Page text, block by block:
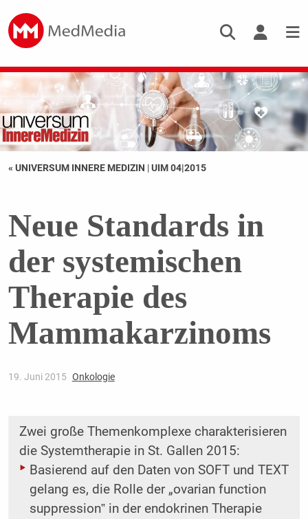
« UNIVERSUM INNERE MEDIZIN |UIM 04|2015
Neue Standards in
der systemischen
Therapie des
Mammakarzinoms
19. Juni 2015 Onkologie
Zwei große Themenkomplexe charakterisieren
die Systemtherapie in St. Gallen 2015:
Basierend auf den Daten von SOFT und TEXT
gelang es, die Rolle der „ovarian function
suppression‟ in der endokrinen Therapie